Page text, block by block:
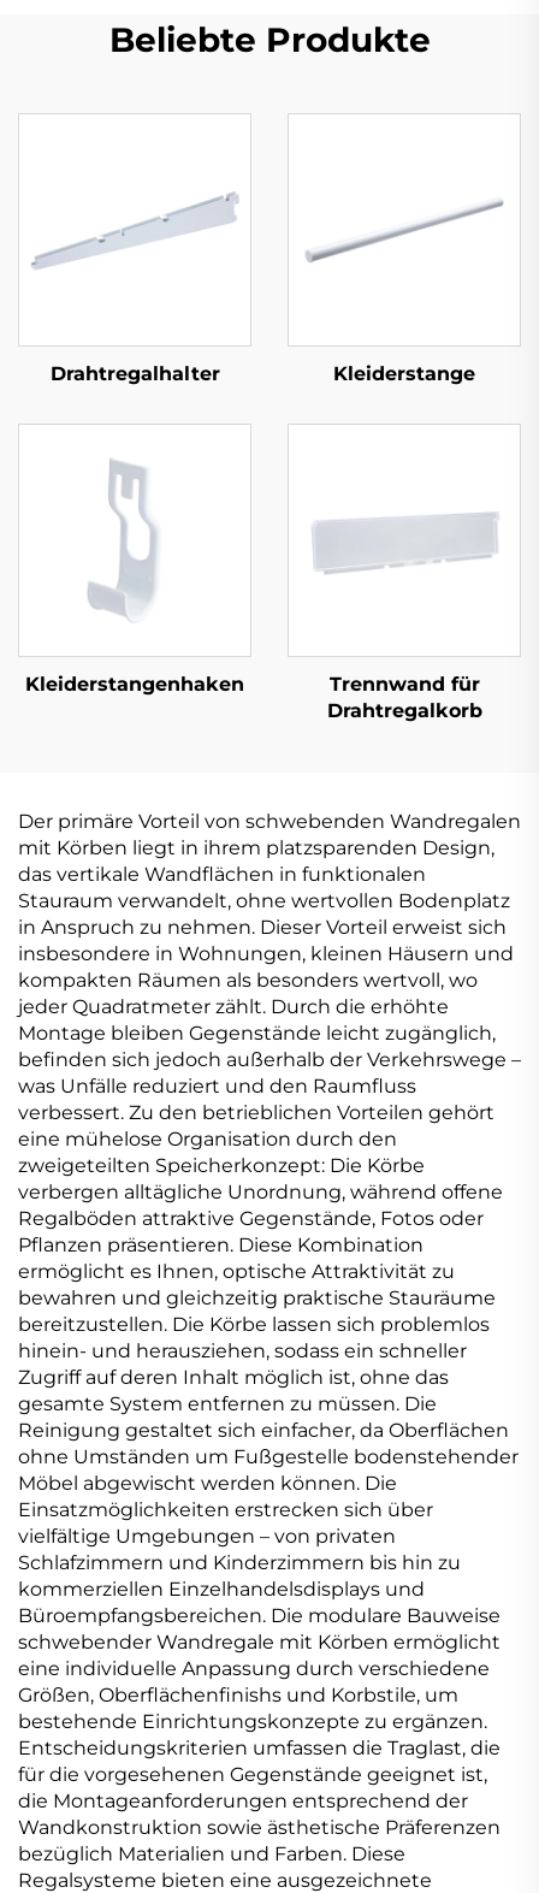
Beliebte Produkte
Drahtregalhalter Kleiderstange
Kleiderstangenhaken
Trennwand für
Drahtregalkorb
Der primäre Vorteil von schwebenden Wandregalen
mit Körben liegt in ihrem platzsparenden Design,
das vertikale Wandflächen in funktionalen
Stauraum verwandelt, ohne wertvollen Bodenplatz
in Anspruch zu nehmen. Dieser Vorteil erweist sich
insbesondere in Wohnungen, kleinen Häusern und
kompakten Räumen als besonders wertvoll, wo
jeder Quadratmeter zählt. Durch die erhöhte
Montage bleiben Gegenstände leicht zugänglich,
befinden sich jedoch außerhalb der Verkehrswege –
was Unfälle reduziert und den Raumfluss
verbessert. Zu den betrieblichen Vorteilen gehört
eine mühelose Organisation durch den
zweigeteilten Speicherkonzept: Die Körbe
verbergen alltägliche Unordnung, während offene
Regalböden attraktive Gegenstände, Fotos oder
Pflanzen präsentieren. Diese Kombination
ermöglicht es Ihnen, optische Attraktivität zu
bewahren und gleichzeitig praktische Stauräume
bereitzustellen. Die Körbe lassen sich problemlos
hinein- und herausziehen, sodass ein schneller
Zugriff auf deren Inhalt möglich ist, ohne das
gesamte System entfernen zu müssen. Die
Reinigung gestaltet sich einfacher, da Oberflächen
ohne Umständen um Fußgestelle bodenstehender
Möbel abgewischt werden können. Die
Einsatzmöglichkeiten erstrecken sich über
vielfältige Umgebungen – von privaten
Schlafzimmern und Kinderzimmern bis hin zu
kommerziellen Einzelhandelsdisplays und
Büroempfangsbereichen. Die modulare Bauweise
schwebender Wandregale mit Körben ermöglicht
eine individuelle Anpassung durch verschiedene
Größen, Oberflächenfinishs und Korbstile, um
bestehende Einrichtungskonzepte zu ergänzen.
Entscheidungskriterien umfassen die Traglast, die
für die vorgesehenen Gegenstände geeignet ist,
die Montageanforderungen entsprechend der
Wandkonstruktion sowie ästhetische Präferenzen
bezüglich Materialien und Farben. Diese
Regalsysteme bieten eine ausgezeichnete